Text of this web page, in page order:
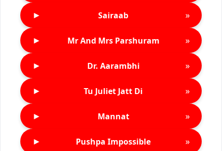
► Sairaab »
► Mr And Mrs Parshuram »
► Dr. Aarambhi »
► Tu Juliet Jatt Di »
► Mannat »
► Pushpa Impossible »